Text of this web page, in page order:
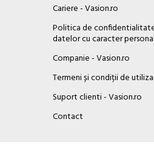
Cariere - Vasion.ro
Politica de
datelor cu caracter
Companie - Vasion.ro
Termeni și condiții de
Suport clienti - Vasion.ro
Contact